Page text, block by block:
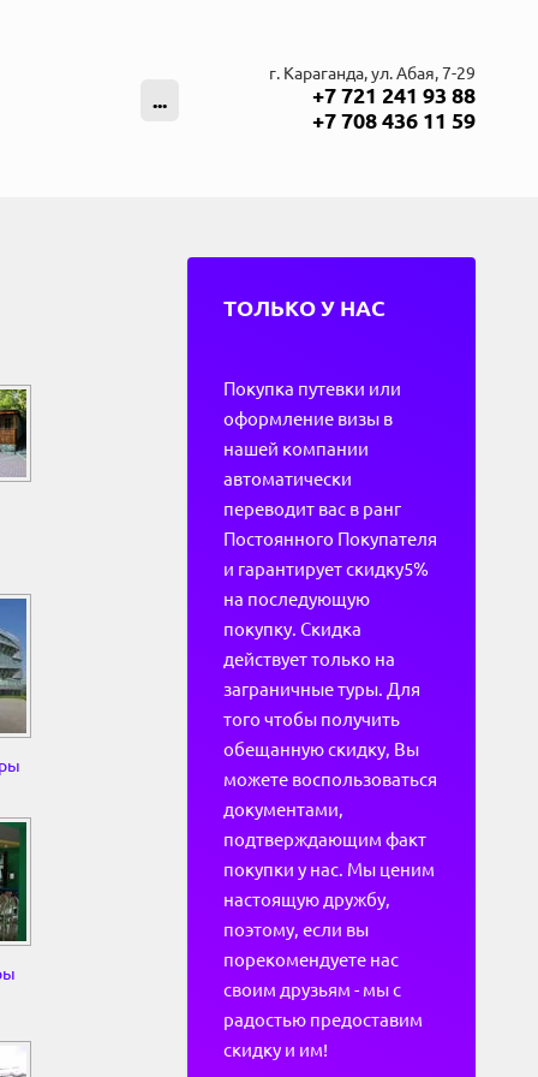
...
г. Караганда, ул. Абая, 7-29
+7 721 241 93 88
+7 708 436 11 59
ТОЛЬКО У НАС
Покупка путевки или
оформление визы в
нашей компании
автоматически
переводит вас в ранг
Постоянного Покупателя
и гарантирует скидку5%
на последующую
покупку. Скидка
действует только на
заграничные туры. Для
того чтобы получить
обещанную скидку, Вы
можете воспользоваться
документами,
подтверждающим факт
покупки у нас. Мы ценим
настоящую дружбу,
поэтому, если вы
порекомендуете нас
своим друзьям - мы с
радостью предоставим
скидку и им!